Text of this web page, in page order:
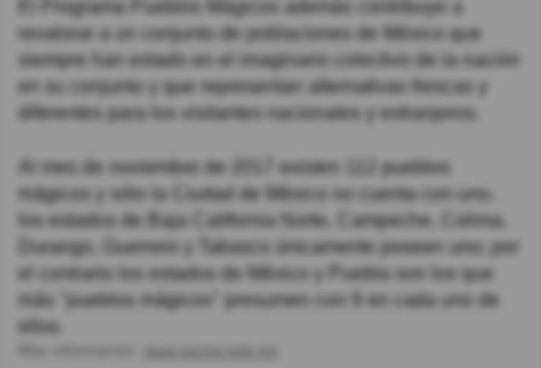
El Programa Pueblos Mágicos además contribuye a
revalorar a un conjunto de poblaciones de México que
siempre han estado en el imaginario colectivo de la nación
en su conjunto y que representan alternativas frescas y
diferentes para los visitantes nacionales y extranjeros.
Al mes de noviembre de 2017 existen 112 pueblos
mágicos y sólo la Ciudad de México no cuenta con uno.
los estados de Baja California Norte, Campeche, Colima,
Durango, Guerrero y Tabasco únicamente poseen uno; por
el contrario los estados de México y Puebla son los que
más "pueblos mágicos" presumen con 9 en cada uno de
ellos.
www.sectur.gob.mx